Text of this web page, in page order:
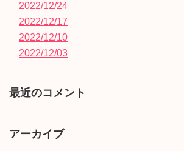
2022/12/24
2022/12/17
2022/12/10
2022/12/03
最近のコメント
アーカイブ